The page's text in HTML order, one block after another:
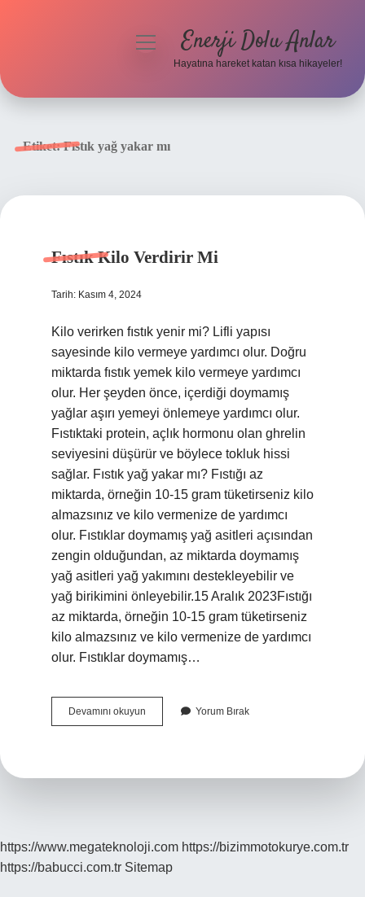
menüyüEnerji Dolu Anlar
Hayatına hareket katan kısa hikayeler!
Etiket:Fıstık yağ yakar mı
Fıstık Kilo Verdirir Mi
Tarih: Kasım 4, 2024
Kilo verirken fıstık yenir mi? Lifli yapısı
sayesinde kilo vermeye yardımcı olur. Doğru
miktarda fıstık yemek kilo vermeye yardımcı
olur. Her şeyden önce, içerdiği doymamış
yağlar aşırı yemeyi önlemeye yardımcı olur.
Fıstıktaki protein, açlık hormonu olan ghrelin
seviyesini düşürür ve böylece tokluk hissi
sağlar. Fıstık yağ yakar mı? Fıstığı az
miktarda, örneğin 10-15 gram tüketirseniz kilo
almazsınız ve kilo vermenize de yardımcı
olur. Fıstıklar doymamış yağ asitleri açısından
zengin olduğundan, az miktarda doymamış
yağ asitleri yağ yakımını destekleyebilir ve
yağ birikimini önleyebilir.15 Aralık 2023Fıstığı
az miktarda, örneğin 10-15 gram tüketirseniz
kilo almazsınız ve kilo vermenize de yardımcı
olur. Fıstıklar doymamış…
Devamını okuyun
Kilo
Yorum Bırak
https://www.megateknoloji.com https://bizimmotokurye.com.tr
https://babucci.com.tr Sitemap